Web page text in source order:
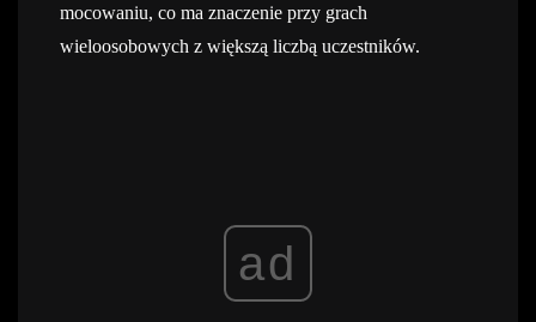
mocowaniu, co ma znaczenie przy grach
wieloosobowych z większą liczbą uczestników.
ad